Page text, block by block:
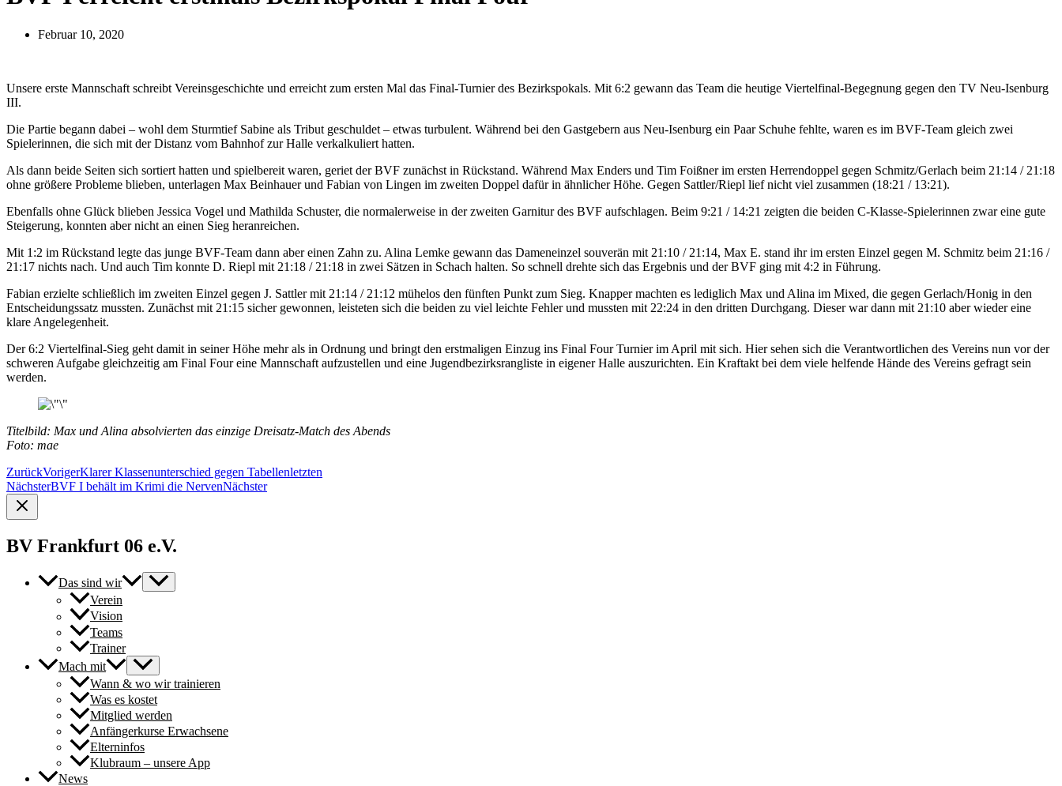
Februar 10, 2020
Unsere erste Mannschaft schreibt Vereinsgeschichte und erreicht zum ersten Mal das Final-Turnier des Bezirkspokals. Mit 6:2 gewann das Team die heutige Viertelfinal-Begegnung gegen den TV Neu-Isenburg
III.
Die Partie begann dabei – wohl dem Sturmtief Sabine als Tribut geschuldet – etwas turbulent. Während bei den Gastgebern aus Neu-Isenburg ein Paar Schuhe fehlte, waren es im BVF-Team gleich zwei
Spielerinnen, die sich mit der Distanz vom Bahnhof zur Halle verkalkuliert hatten.
Als dann beide Seiten sich sortiert hatten und spielbereit waren, geriet der BVF zunächst in Rückstand. Während Max Enders und Tim Foißner im ersten Herrendoppel gegen Schmitz/Gerlach beim 21:14 / 21:18
ohne größere Probleme blieben, unterlagen Max Beinhauer und Fabian von Lingen im zweiten Doppel dafür in ähnlicher Höhe. Gegen Sattler/Riepl lief nicht viel zusammen (18:21 / 13:21).
Ebenfalls ohne Glück blieben Jessica Vogel und Mathilda Schuster, die normalerweise in der zweiten Garnitur des BVF aufschlagen. Beim 9:21 / 14:21 zeigten die beiden C-Klasse-Spielerinnen zwar eine gute
Steigerung, konnten aber nicht an einen Sieg heranreichen.
Mit 1:2 im Rückstand legte das junge BVF-Team dann aber einen Zahn zu. Alina Lemke gewann das Dameneinzel souverän mit 21:10 / 21:14, Max E. stand ihr im ersten Einzel gegen M. Schmitz beim 21:16 /
21:17 nichts nach. Und auch Tim konnte D. Riepl mit 21:18 / 21:18 in zwei Sätzen in Schach halten. So schnell drehte sich das Ergebnis und der BVF ging mit 4:2 in Führung.
Fabian erzielte schließlich im zweiten Einzel gegen J. Sattler mit 21:14 / 21:12 mühelos den fünften Punkt zum Sieg. Knapper machten es lediglich Max und Alina im Mixed, die gegen Gerlach/Honig in den
Entscheidungssatz mussten. Zunächst mit 21:15 sicher gewonnen, leisteten sich die beiden zu viel leichte Fehler und mussten mit 22:24 in den dritten Durchgang. Dieser war dann mit 21:10 aber wieder eine
klare Angelegenheit.
Der 6:2 Viertelfinal-Sieg geht damit in seiner Höhe mehr als in Ordnung und bringt den erstmaligen Einzug ins Final Four Turnier im April mit sich. Hier sehen sich die Verantwortlichen des Vereins nun vor der
schweren Aufgabe gleichzeitig am Final Four eine Mannschaft aufzustellen und eine Jugendbezirksrangliste in eigener Halle auszurichten. Ein Kraftakt bei dem viele helfende Hände des Vereins gefragt sein
werden.
Titelbild: Max und Alina absolvierten das einzige Dreisatz-Match des Abends
Foto: mae
ZurückVorigerKlarer Klassenunterschied gegen Tabellenletzten
NächsterBVF I behält im Krimi die NervenNächster
BV Frankfurt 06 e.V.
Das sind wir
Verein
Vision
Teams
Trainer
Mach mit
Wann & wo wir trainieren
Was es kostet
Mitglied werden
Anfängerkurse Erwachsene
Elterninfos
Klubraum – unsere App
News